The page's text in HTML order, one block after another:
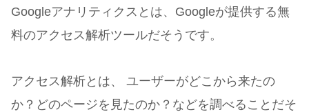
Googleアナリティクスとは、Googleが提供する無
料のアクセス解析ツールだそうです。
アクセス解析とは、 ユーザーがどこから来たの
か？どのページを見たのか？などを調べることだそ